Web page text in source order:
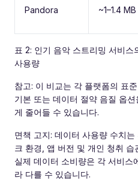
Pandora ~1–1.4 MB
표 2: 인기 음악 스트리밍 서비
사용량
참고: 이 비교는 각 플랫폼의 표
기본 또는 데이터 절약 음질 옵
게 줄어들 수 있습니다.
면책 고지: 데이터 사용량 수치
크 환경, 앱 버전 및 개인 청취
실제 데이터 소비량은 각 서비스
라 다를 수 있습니다.